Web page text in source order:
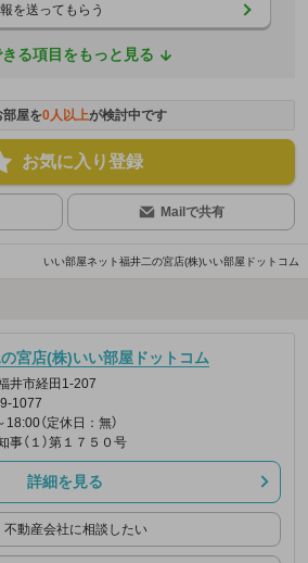
を送ってもらう
る項目をもっと見る
部屋を0人以上が検討中です
お気に入り登録
Mailで共有
いい部屋ネット福井二の宮店(株)いい部屋ドットコム
宮店(株)いい部屋ドットコム
井市経田1-207
1077
18:00（定休日：無）
事（１）第１７５０号
詳細を見る
不動産会社に相談したい